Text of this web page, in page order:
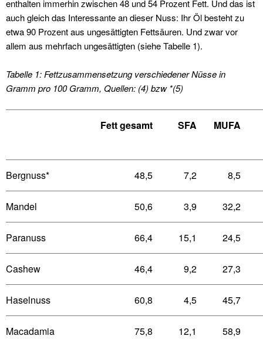
enthalten immerhin zwischen 48 und 54 Prozent Fett. Und das ist
auch gleich das Interessante an dieser Nuss: Ihr Öl besteht zu
etwa 90 Prozent aus ungesättigten Fettsäuren. Und zwar vor
allem aus mehrfach ungesättigten (siehe Tabelle 1).
Tabelle 1: Fettzusammensetzung verschiedener Nüsse in
Gramm pro 100 Gramm, Quellen: (4) bzw *(5)
Fett gesamt SFA MUFA
Bergnuss* 48,5 7,2 8,5
Mandel 50,6 3,9 32,2
Paranuss 66,4 15,1 24,5
Cashew 46,4 9,2 27,3
Haselnuss 60,8 4,5 45,7
Macadamia 75,8 12,1 58,9